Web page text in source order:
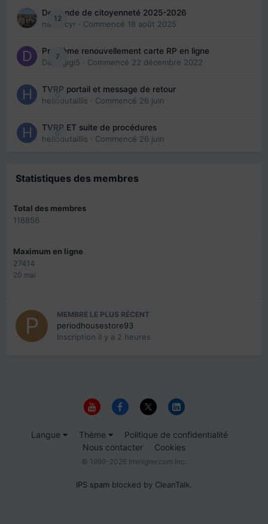
12
Demande de citoyenneté 2025-2026
nanancyr · Commencé 18 août 2025
7
Problème renouvellement carte RP en ligne
Davidgigi5 · Commencé 22 décembre 2022
0
TVRP portail et message de retour
hellodutaillis · Commencé 26 juin
0
TVRP ET suite de procédures
hellodutaillis · Commencé 26 juin
Statistiques des membres
Total des membres
118856
Maximum en ligne
27414
20 mai
MEMBRE LE PLUS RÉCENT
periodhousestore93
Inscription il y a 2 heures
Langue Thème
Politique de confidentialité
Nous contacter
Cookies
© 1999-2026 Immigrer.com Inc.
IPS spam blocked by CleanTalk.